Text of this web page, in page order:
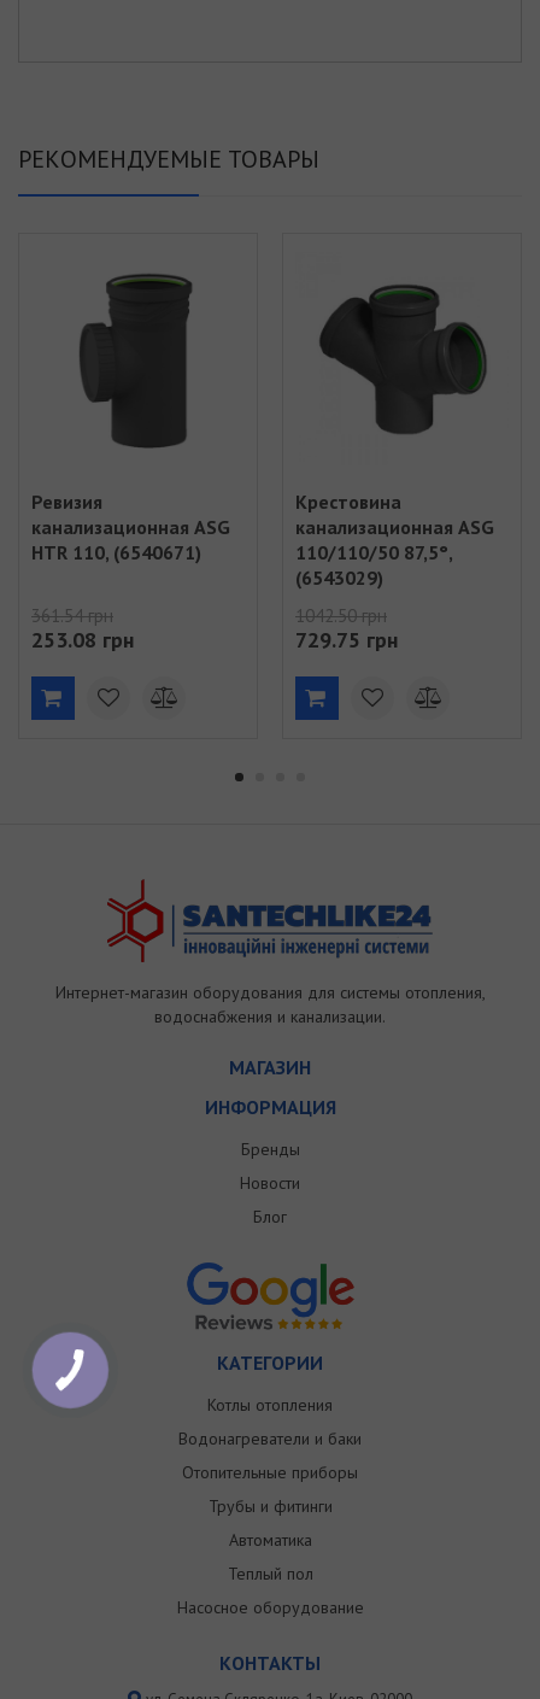
РЕКОМЕНДУЕМЫЕ ТОВАРЫ
Ревизия
канализационная ASG
HTR 110, (6540671)
361.54 грн
253.08 грн
Крестовина
канализационная ASG
110/110/50 87,5°,
(6543029)
1042.50 грн
729.75 грн
Интернет-магазин оборудования для системы отопления,
водоснабжения и канализации.
МАГАЗИН
ИНФОРМАЦИЯ
Бренды
Новости
Блог
КАТЕГОРИИ
Котлы отопления
Водонагреватели и баки
Отопительные приборы
Трубы и фитинги
Автоматика
Теплый пол
Насосное оборудование
КОНТАКТЫ